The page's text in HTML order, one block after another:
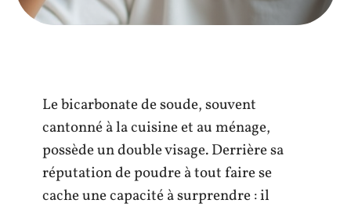
Le bicarbonate de soude, souvent
cantonné à la cuisine et au ménage,
possède un double visage. Derrière sa
réputation de poudre à tout faire se
cache une capacité à surprendre : il